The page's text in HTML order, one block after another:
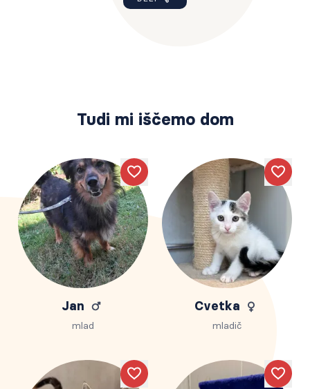
Tudi mi iščemo dom
Like
Jan
mlad
Like
Cvetka
mladič
Like Like